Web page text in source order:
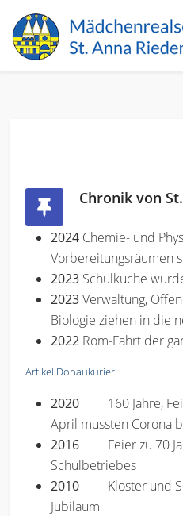
Chronik von
2024 Chemie- und
Vorbereitungsräumen
2023 Schulküche
2023Verwaltung,
Biologie ziehen in die
2022 Rom-Fahrt der
Artikel Donaukurier
2020
160 Jahre,
April mussten Corona
2016 Feier zu 70
Schulbetriebes
2010 Kloster und
Jubiläum